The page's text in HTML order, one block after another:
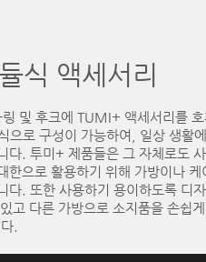
식 액세서리
및 후크에 TUMI+ 액세서리를
으로 구성이 가능하여, 일상 생활
다. 투미+ 제품들은 그 자체로도 사
한으로 활용하기 위해 가방이나 케
다. 또한 사용하기 용이하도록 디
고 다른 가방으로 소지품을 손쉽
.